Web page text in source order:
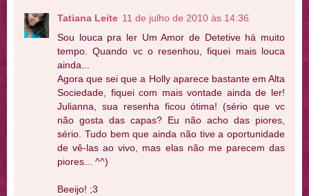
Tatiana Leite 11 de julho de 2010 às 14:36
Sou louca pra ler Um Amor de Detetive há muito
tempo. Quando vc o resenhou, fiquei mais louca
ainda...
Agora que sei que a Holly aparece bastante em Alta
Sociedade, fiquei com mais vontade ainda de ler!
Julianna, sua resenha ficou ótima! (sério que vc
não gosta das capas? Eu não acho das piores,
sério. Tudo bem que ainda não tive a oportunidade
de vê-las ao vivo, mas elas não me parecem das
piores... ^^)
Beeijo! ;3